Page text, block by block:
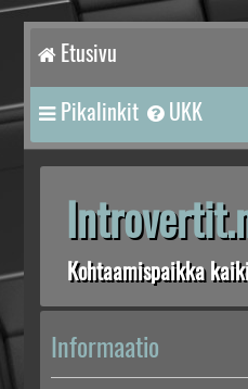
Etusivu
Pikalinkit UKK
Kohtaamispaikka
Informaatio